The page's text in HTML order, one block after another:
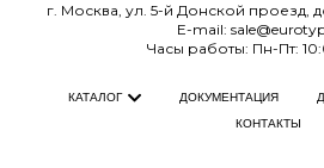
г. Москва, ул. 5-й Донской проезд,
E-mail:
Часы работы: Пн-Пт:
КАТАЛОГ ДОКУМЕНТАЦИЯ
КОНТАКТЫ